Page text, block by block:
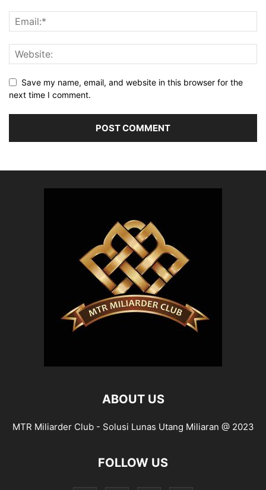
Save my name, email, and website in this browser for the
next time I comment.
ABOUT US
MTR Miliarder Club - Solusi Lunas Utang Miliaran @ 2023
FOLLOW US